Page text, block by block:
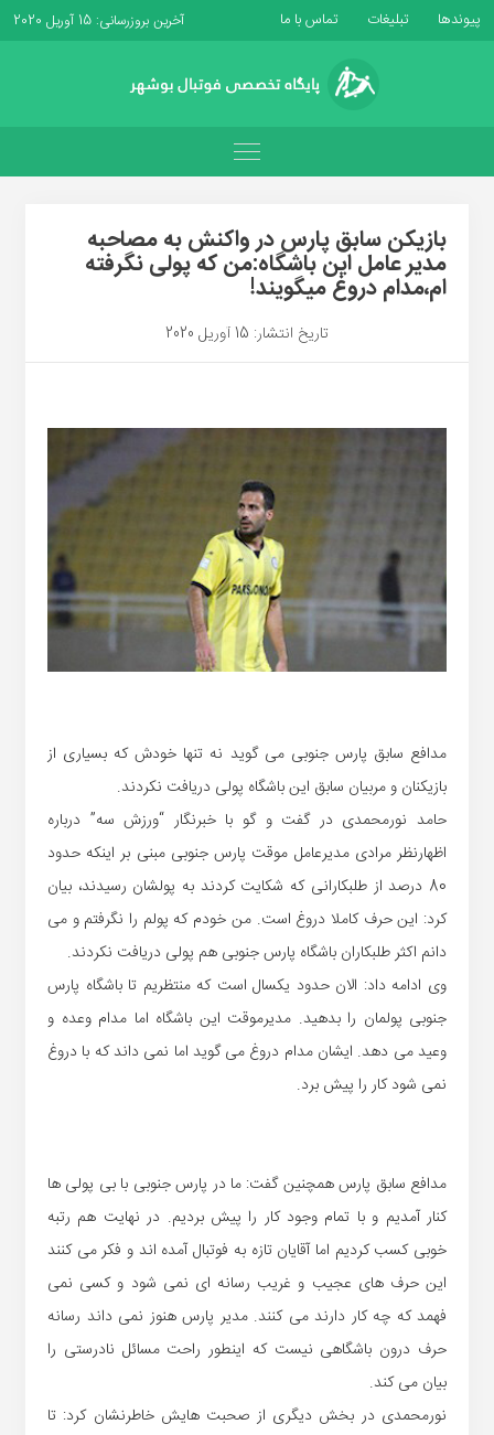
پیوندها تبلیغات تماس با ما آخرین بروزرسانی: 15 آوریل 2020
بازیکن سابق پارس در واکنش به مصاحبه
مدیر عامل این باشگاه:من که پولی نگرفته
ام،مدام دروغ میگویند!
تاریخ انتشار: 15 آوریل 2020
مدافع سابق پارس جنوبی می گوید نه تنها خودش که بسیاری از
بازیکنان و مربیان سابق این باشگاه پولی دریافت نکردند.
حامد نورمحمدی در گفت و گو با خبرنگار “ورزش سه” درباره
اظهارنظر مرادی مدیرعامل موقت پارس جنوبی مبنی بر اینکه حدود
80 درصد از طلبکارانی که شکایت کردند به پولشان رسیدند، بیان
کرد: این حرف کاملا دروغ است. من خودم که پولم را نگرفتم و می
دانم اکثر طلبکاران باشگاه پارس جنوبی هم پولی دریافت نکردند.
وی ادامه داد: الان حدود یکسال است که منتظریم تا باشگاه پارس
جنوبی پولمان را بدهید. مدیرموقت این باشگاه اما مدام وعده و
وعید می دهد. ایشان مدام دروغ می گوید اما نمی داند که با دروغ
نمی شود کار را پیش برد.
مدافع سابق پارس همچنین گفت: ما در پارس جنوبی با بی پولی ها
کنار آمدیم و با تمام وجود کار را پیش بردیم. در نهایت هم رتبه
خوبی کسب کردیم اما آقایان تازه به فوتبال آمده اند و فکر می کنند
این حرف های عجیب و غریب رسانه ای نمی شود و کسی نمی
فهمد که چه کار دارند می کنند. مدیر پارس هنوز نمی داند رسانه
حرف درون باشگاهی نیست که اینطور راحت مسائل نادرستی را
بیان می کند.
نورمحمدی در بخش دیگری از صحبت هایش خاطرنشان کرد: تا